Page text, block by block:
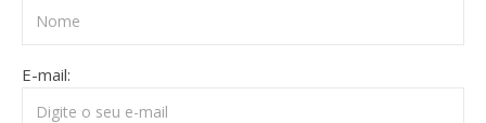
E-mail: